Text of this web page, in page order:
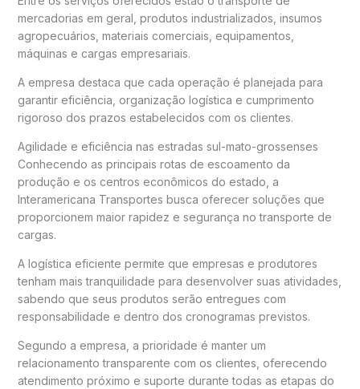
mercadorias em geral, produtos industrializados, insumos
agropecuários, materiais comerciais, equipamentos,
máquinas e cargas empresariais.
A empresa destaca que cada operação é planejada para
garantir eficiência, organização logística e cumprimento
rigoroso dos prazos estabelecidos com os clientes.
Agilidade e eficiência nas estradas sul-mato-grossenses
Conhecendo as principais rotas de escoamento da
produção e os centros econômicos do estado, a
Interamericana Transportes busca oferecer soluções que
proporcionem maior rapidez e segurança no transporte de
cargas.
A logística eficiente permite que empresas e produtores
tenham mais tranquilidade para desenvolver suas atividades,
sabendo que seus produtos serão entregues com
responsabilidade e dentro dos cronogramas previstos.
Segundo a empresa, a prioridade é manter um
relacionamento transparente com os clientes, oferecendo
atendimento próximo e suporte durante todas as etapas do